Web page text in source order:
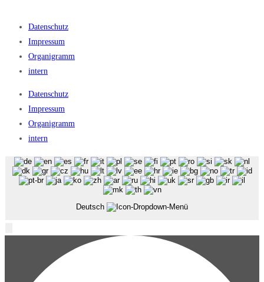
Datenschutz
Impressum
Organigramm
intern
Datenschutz
Impressum
Organigramm
intern
Deutsch